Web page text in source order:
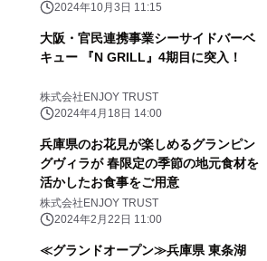
2024年10月3日 11:15
大阪・官民連携事業シーサイドバーベ
キュー 『N GRILL』4期目に突入！
株式会社ENJOY TRUST
2024年4月18日 14:00
兵庫県のお花見が楽しめるグランピン
グヴィラが 春限定の季節の地元食材を
活かしたお食事をご用意
株式会社ENJOY TRUST
2024年2月22日 11:00
≪グランドオープン≫兵庫県 東条湖